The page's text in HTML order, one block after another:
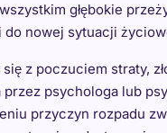
głębokie
nowej sytuacji
z poczuciem straty,
psychologa lub
przyczyn rozpadu